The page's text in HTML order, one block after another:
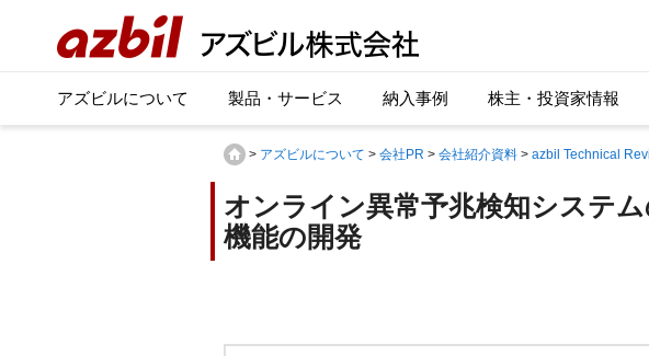
アズビルについて 製品・サービス 納入事例 株主・投資家情報
> アズビルについて > 会社PR > 会社紹介資料 > azbil Technical
オンライン異常予兆検知システ
機能の開発